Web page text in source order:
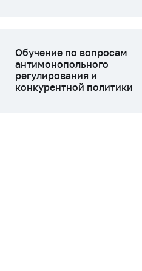
Обучение по вопросам
антимонопольного
регулирования и
конкурентной политики